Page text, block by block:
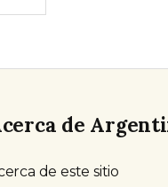
de
de este sitio